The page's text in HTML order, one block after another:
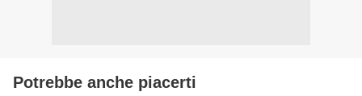
Potrebbe anche piacerti